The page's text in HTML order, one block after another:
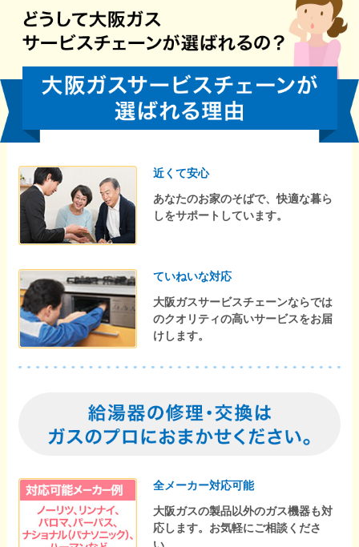
近くて安心
あなたのお家のそばで、快適な暮ら
しをサポートしています。
ていねいな対応
大阪ガスサービスチェーンならでは
のクオリティの高いサービスをお届
けします。
全メーカー対応可能
大阪ガスの製品以外のガス機器も対
応します。お気軽にご相談くださ